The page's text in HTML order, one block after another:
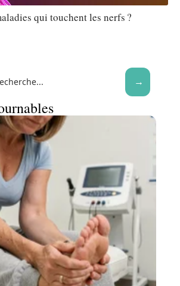
qui touchent les nerfs ?